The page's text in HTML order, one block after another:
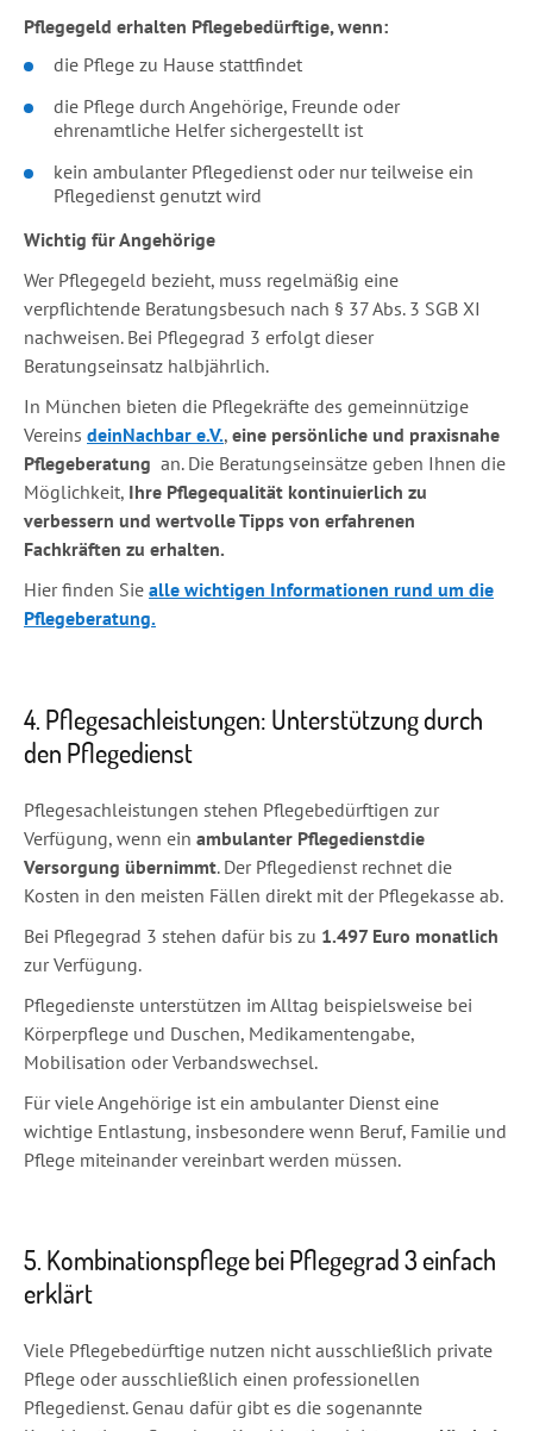
Pflegegeld erhalten Pflegebedürftige, wenn:
die Pflege zu Hause stattfindet
die Pflege durch Angehörige, Freunde oder
ehrenamtliche Helfer sichergestellt ist
kein ambulanter Pflegedienst oder nur teilweise ein
Pflegedienst genutzt wird
Wichtig für Angehörige
Wer Pflegegeld bezieht, muss regelmäßig eine
verpflichtende Beratungsbesuch nach § 37 Abs. 3 SGB XI
nachweisen. Bei Pflegegrad 3 erfolgt dieser
Beratungseinsatz halbjährlich.
In München bieten die Pflegekräfte des gemeinnützige
Vereins deinNachbar e.V., eine persönliche und praxisnahe
Pflegeberatung an. Die Beratungseinsätze geben Ihnen die
Möglichkeit, Ihre Pflegequalität kontinuierlich zu
verbessern und wertvolle Tipps von erfahrenen
Fachkräften zu erhalten.
Hier finden Sie alle wichtigen Informationen rund um die
Pflegeberatung.
4. Pflegesachleistungen: Unterstützung durch
den Pflegedienst
Pflegesachleistungen stehen Pflegebedürftigen zur
Verfügung, wenn ein ambulanter Pflegedienstdie
Versorgung übernimmt. Der Pflegedienst rechnet die
Kosten in den meisten Fällen direkt mit der Pflegekasse ab.
Bei Pflegegrad 3 stehen dafür bis zu 1.497 Euro monatlich
zur Verfügung.
Pflegedienste unterstützen im Alltag beispielsweise bei
Körperpflege und Duschen, Medikamentengabe,
Mobilisation oder Verbandswechsel.
Für viele Angehörige ist ein ambulanter Dienst eine
wichtige Entlastung, insbesondere wenn Beruf, Familie und
Pflege miteinander vereinbart werden müssen.
5. Kombinationspflege bei Pflegegrad 3 einfach
erklärt
Viele Pflegebedürftige nutzen nicht ausschließlich private
Pflege oder ausschließlich einen professionellen
Pflegedienst. Genau dafür gibt es die sogenannte